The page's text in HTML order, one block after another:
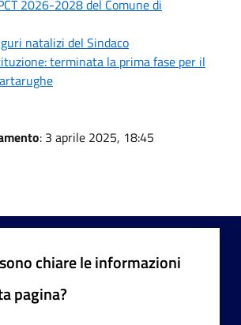
2026-2028 del Comune di
natalizi del Sindaco
terminata la prima fase per il
: 3 aprile 2025, 18:45
chiare le informazioni
pagina?